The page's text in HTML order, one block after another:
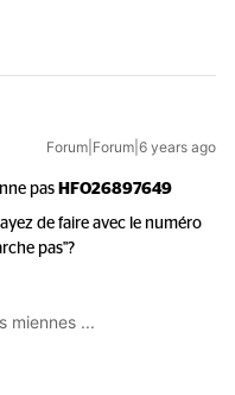
Forum|Forum|6 years ago
pas HFO26897649
de faire avec le numéro
pas"?
miennes ...